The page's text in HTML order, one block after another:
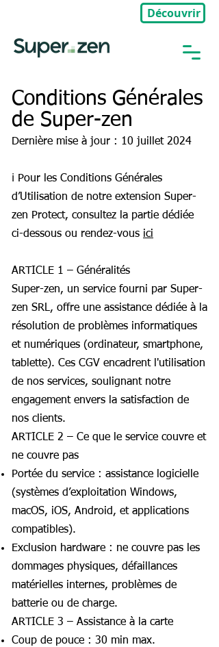
Découvrir
Conditions Générales
de Super-zen
Dernière mise à jour : 10 juillet 2024
ℹ️ Pour les Conditions Générales
d’Utilisation de notre extension Super-
zen Protect, consultez la partie dédiée
ci-dessous ou rendez-vous ici
ARTICLE 1 – Généralités
Super-zen, un service fourni par Super-
zen SRL, offre une assistance dédiée à la
résolution de problèmes informatiques
et numériques (ordinateur, smartphone,
tablette). Ces CGV encadrent l'utilisation
de nos services, soulignant notre
engagement envers la satisfaction de
nos clients.
ARTICLE 2 – Ce que le service couvre et
ne couvre pas
Portée du service : assistance logicielle
(systèmes d’exploitation Windows,
macOS, iOS, Android, et applications
compatibles).
Exclusion hardware : ne couvre pas les
dommages physiques, défaillances
matérielles internes, problèmes de
batterie ou de charge.
ARTICLE 3 – Assistance à la carte
Coup de pouce : 30 min max.